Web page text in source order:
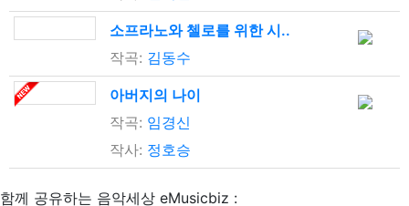
소프라노와 첼로를 위한 시..
작곡: 김동수
아버지의 나이
작곡: 임경신
작사: 정호승
함께 공유하는 음악세상 eMusicbiz :